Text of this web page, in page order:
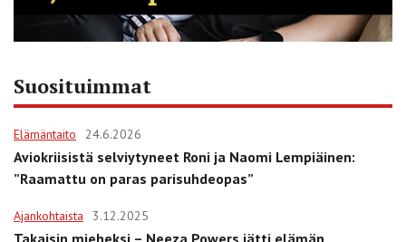
Suosituimmat
Elämäntaito 24.6.2026
Aviokriisistä selviytyneet Roni ja Naomi Lempiäinen:
”Raamattu on paras parisuhdeopas”
Ajankohtaista 3.12.2025